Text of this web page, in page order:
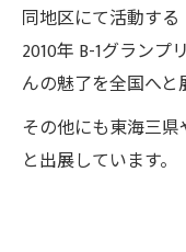
同地区にて活動す
2010年 B-1グランプ
んの魅了を全国へと
その他にも東海三
と出展しています。